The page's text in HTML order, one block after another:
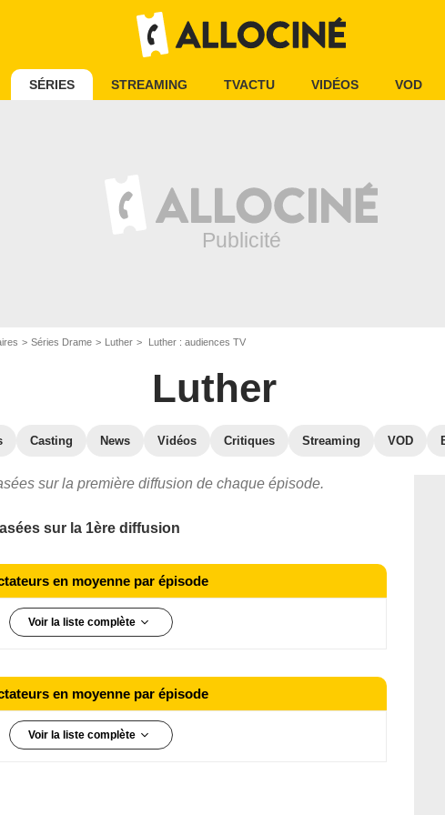
SÉRIES STREAMING TVACTU VIDÉOS VOD
Séries Drame Luther Luther : audiences TV
Luther
Casting News Vidéos Critiques Streaming VOD
sur la première diffusion de chaque épisode.
sur la 1ère diffusion
en moyenne par épisode
Voir la liste complète
2
3
4
en moyenne par épisode
Voir la liste complète